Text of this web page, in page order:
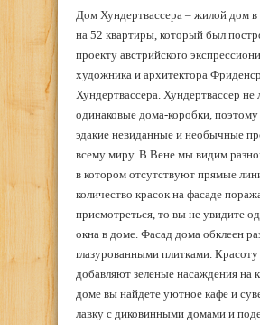
Дом Хундертвассера – жилой дом
на 52 квартиры, который был
проекту австрийского
художника и архитектора
Хундертвассера. Хундертвассер не
одинаковые дома-коробки, поэтому
эдакие невиданные и необычные
всему миру. В Вене мы видим
в котором отсутствуют прямые
количество красок на фасаде
присмотреться, то вы не увидите
окна в доме. Фасад дома обклеен
глазурованными плитками.
добавляют зеленые насаждения на
доме вы найдете уютное кафе и
лавку с диковинными домами и